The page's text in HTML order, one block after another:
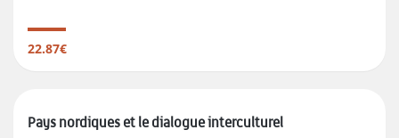
22.87€
Pays nordiques et le dialogue interculturel